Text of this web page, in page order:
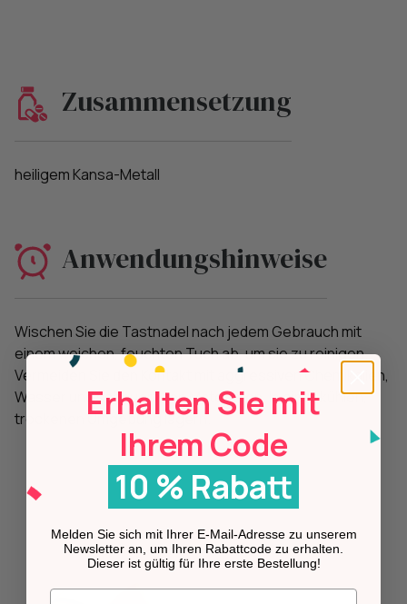
Zusammensetzung
heiligem Kansa-Metall
Anwendungshinweise
Wischen Sie die Tastnadel nach jedem Gebrauch mit
einem weichen, feuchten Tuch ab, um sie zu reinigen.
Vermeiden Sie den Kontakt mit aggressiven Chemikalien,
Wasser und scheuernden Materialien. In einer kühlen,
trockenen Umgebung lagern.
Erhalten Sie mit
Ihrem Code
10 % Rabatt
Melden Sie sich mit Ihrer E-Mail-Adresse zu unserem
Newsletter an, um Ihren Rabattcode zu erhalten.
Dieser ist gültig für Ihre erste Bestellung!
Geben Sie Ihre E-Mail-Adresse ein.